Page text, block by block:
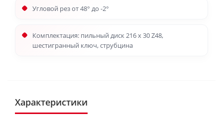
Угловой рез от 48° до -2°
Комплектация: пильный диск 216 х 30 Z48,
шестигранный ключ, струбцина
Характеристики